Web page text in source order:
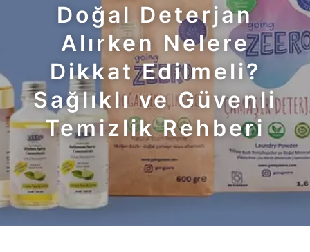
Doğal Deterjan
Alırken Nelere
Dikkat Edilmeli?
Sağlıklı ve Güvenli
Temizlik Rehberi